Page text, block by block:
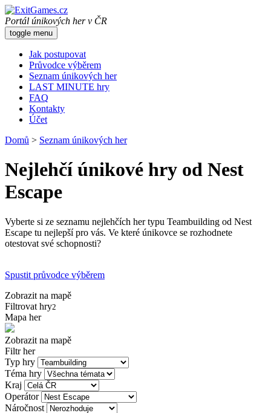
Portál únikových her v ČR
toggle menu
Jak postupovat
Průvodce výběrem
Seznam únikových her
LAST MINUTE hry
FAQ
Kontakty
Účet
Domů > Seznam únikových her
Nejlehčí únikové hry od Nest
Escape
Vyberte si ze seznamu nejlehčích her typu Teambuilding od Nest
Escape tu nejlepší pro vás. Ve které únikovce se rozhodnete
otestovat své schopnosti?
Spustit průvodce výběrem
Zobrazit na mapě
Filtrovat hry2
Mapa her
Zobrazit na mapě
Filtr her
Typ hry
Téma hry
Kraj
Operátor
Náročnost